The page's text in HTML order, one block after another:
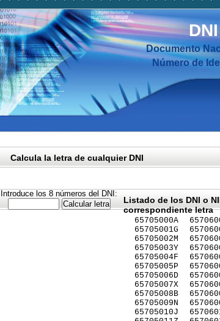
DNI
Documento
Número de
Calcula la letra de cualquier DNI
Introduce los 8 números del DNI:
Listado de los DNI o
correspondiente letra
65705000A
65705001G
65705002M
65705003Y
65705004F
65705005P
65705006D
65705007X
65705008B
65705009N
65705010J